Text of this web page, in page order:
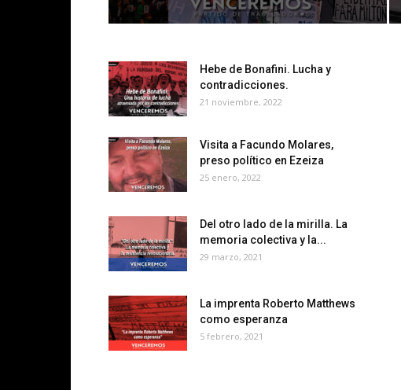
Hebe de Bonafini. Lucha y
contradicciones.
21 noviembre, 2022
Visita a Facundo Molares,
preso político en Ezeiza
25 enero, 2022
Del otro lado de la mirilla. La
memoria colectiva y la...
29 marzo, 2021
La imprenta Roberto Matthews
como esperanza
5 febrero, 2021